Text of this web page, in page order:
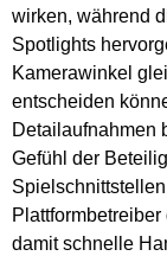
wirken, während
Spotlights
Kamerawinkel
entscheiden
Detailaufnahmen
Gefühl der
damit schnelle